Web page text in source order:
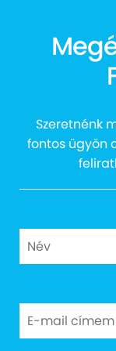
Szeretnénk
fontos ügyön